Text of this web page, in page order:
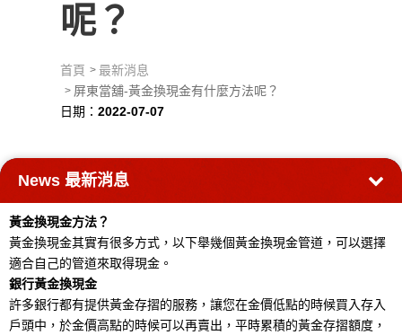
呢？
首頁
最新消息
屏東當舖-黃金換現金有什麼方法呢？
日期：2022-07-07
News 最新消息
黃金換現金方法？
黃金換現金其實有很多方式，以下舉幾個黃金換現金管道，可以選擇
適合自己的管道來取得現金。
銀行黃金換現金
許多銀行都有提供黃金存摺的服務，讓您在金價低點的時候買入存入
戶頭中，於金價高點的時候可以再賣出，平時累積的黃金存摺額度，